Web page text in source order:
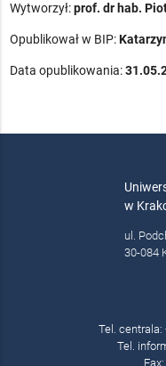
Wytworzył:prof. dr hab.
Opublikował w BIP:
Data opublikowania:
w
ul.
30-084
Tel. centrala:
Tel.